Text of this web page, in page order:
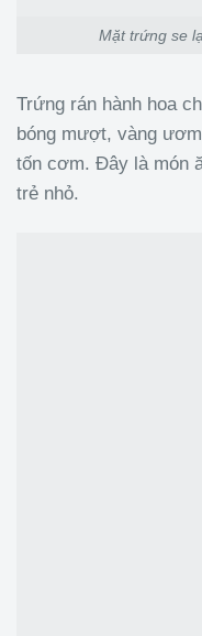
Mặt trứng se
Trứng rán hành hoa
bóng mượt, vàng
tốn cơm. Đây là món
trẻ nhỏ.